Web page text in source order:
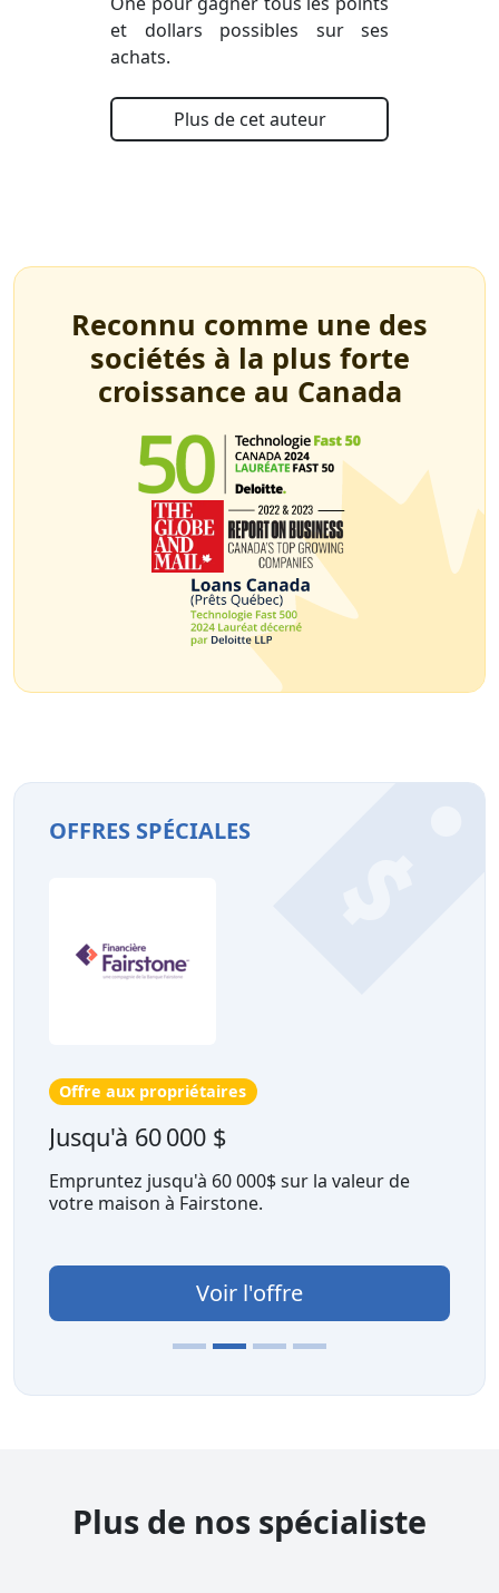
et dollars possibles sur ses
achats.
Plus de cet auteur
Reconnu comme une des
sociétés à la plus forte
croissance au Canada
OFFRES SPÉCIALES
Offre aux propriétaires
Jusqu'à 60 000 $
Empruntez jusqu'à 60 000$ sur la valeur de
votre maison à Fairstone.
Voir l'offre
Plus de nos spécialiste